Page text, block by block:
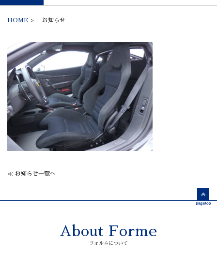
HOME > お知らせ
≪ お知らせ一覧へ
About Forme
フォルムについて